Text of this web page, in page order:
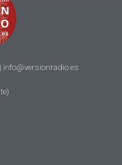
info@versionradio.es